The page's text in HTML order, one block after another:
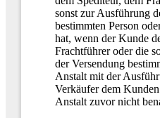
sonst zur Ausführung
bestimmten Person
hat, wenn der Kunde
Frachtführer oder die
der Versendung
Anstalt mit der
Verkäufer dem
Anstalt zuvor nicht